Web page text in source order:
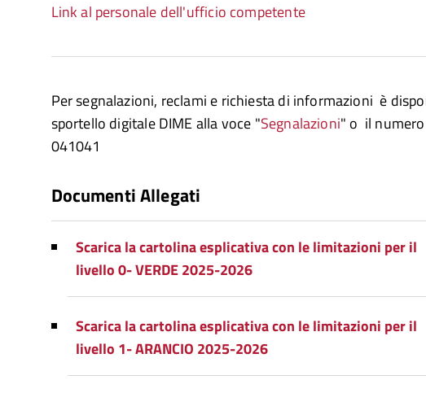
Link al personale dell'ufficio competente
Per segnalazioni, reclami e richiesta di informazioni è
sportello digitale DIME alla voce "Segnalazioni" o il
041041
Documenti Allegati
Scarica la cartolina esplicativa con le limitazioni per il
livello 0- VERDE 2025-2026
Scarica la cartolina esplicativa con le limitazioni per il
livello 1- ARANCIO 2025-2026